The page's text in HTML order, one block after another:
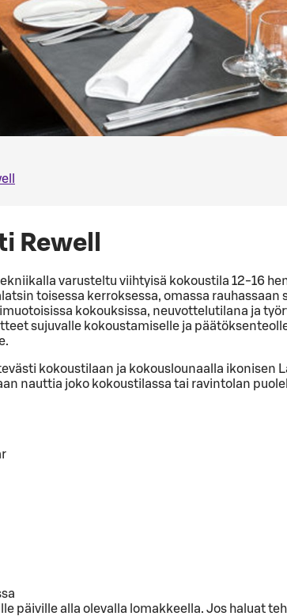
Rewell
varusteltu viihtyisä kokoustila 12-16
toisessa kerroksessa, omassa
kokouksissa, neuvottelutilana ja
sujuvalle kokoustamiselle ja
kokoustilaan ja kokouslounaalla ikonisen
nauttia joko kokoustilassa tai ravintolan
päiville alla olevalla lomakkeella. Jos haluat